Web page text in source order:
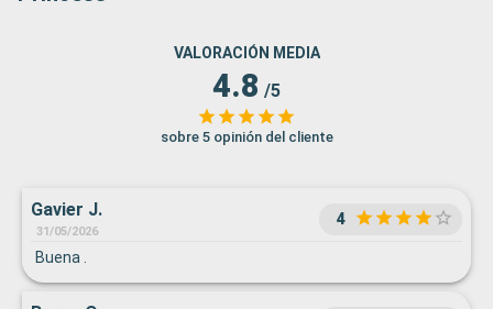
VALORACIÓN MEDIA
4.8 /5
sobre 5 opinión del cliente
Gavier J.
31/05/2026
4
Buena .